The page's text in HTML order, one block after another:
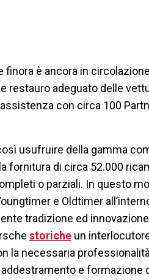
è ancora in
restauro adeguato delle
con circa 100
usufruire della gamma
fornitura di circa 52.000
o parziali. In questo
e Oldtimer
tradizione ed
storiche un
la necessaria
e formazione